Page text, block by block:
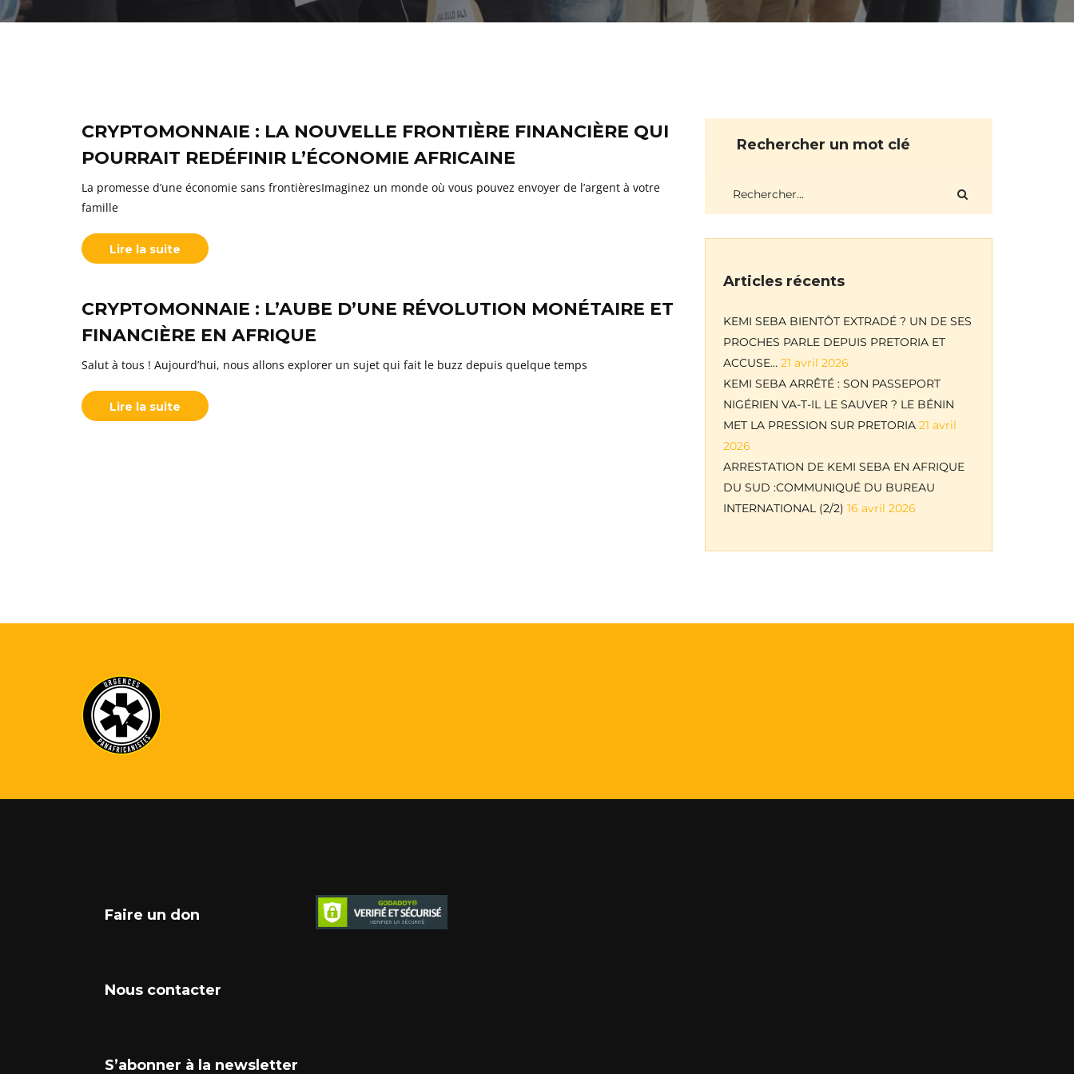
CRYPTOMONNAIE : LA NOUVELLE FRONTIÈRE FINANCIÈRE QUI
POURRAIT REDÉFINIR L’ÉCONOMIE AFRICAINE
La promesse d’une économie sans frontièresImaginez un monde où vous pouvez envoyer de l’argent à votre
famille
Lire la suite
CRYPTOMONNAIE : L’AUBE D’UNE RÉVOLUTION MONÉTAIRE ET
FINANCIÈRE EN AFRIQUE
Salut à tous ! Aujourd’hui, nous allons explorer un sujet qui fait le buzz depuis quelque temps
Lire la suite
Rechercher un mot clé
Articles récents
KEMI SEBA BIENTÔT EXTRADÉ ? UN DE SES
PROCHES PARLE DEPUIS PRETORIA ET
ACCUSE… 21 avril 2026
KEMI SEBA ARRÊTÉ : SON PASSEPORT
NIGÉRIEN VA-T-IL LE SAUVER ? LE BÉNIN
MET LA PRESSION SUR PRETORIA 21 avril
2026
ARRESTATION DE KEMI SEBA EN AFRIQUE
DU SUD :COMMUNIQUÉ DU BUREAU
INTERNATIONAL (2/2) 16 avril 2026
Faire un don
Nous contacter
S’abonner à la newsletter